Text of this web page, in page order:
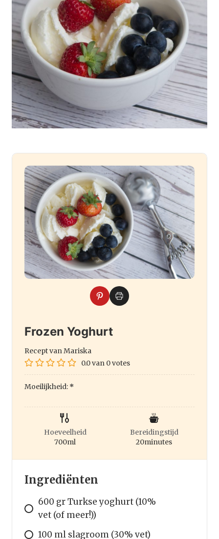
Frozen Yoghurt
Recept van Mariska
0.0van 0votes
Moeilijkheid: *
Hoeveelheid
700ml
Bereidingstijd
20minutes
Ingrediënten
600 gr Turkse yoghurt (10%
vet (of meer!))
100 ml slagroom (30% vet)